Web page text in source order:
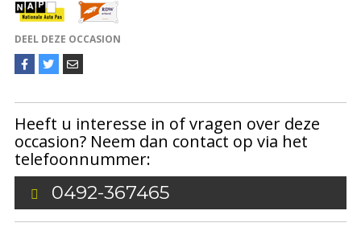
DEEL DEZE OCCASION
Heeft u interesse in of vragen over deze
occasion? Neem dan contact op via het
telefoonnummer:
0492-367465